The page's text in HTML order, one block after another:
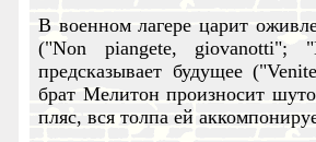
В военном лагере царит
("Non piangete, giovanotti";
предсказывает будущее
брат Мелитон произносит
пляс, вся толпа ей